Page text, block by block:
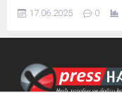
17.06.2025 0